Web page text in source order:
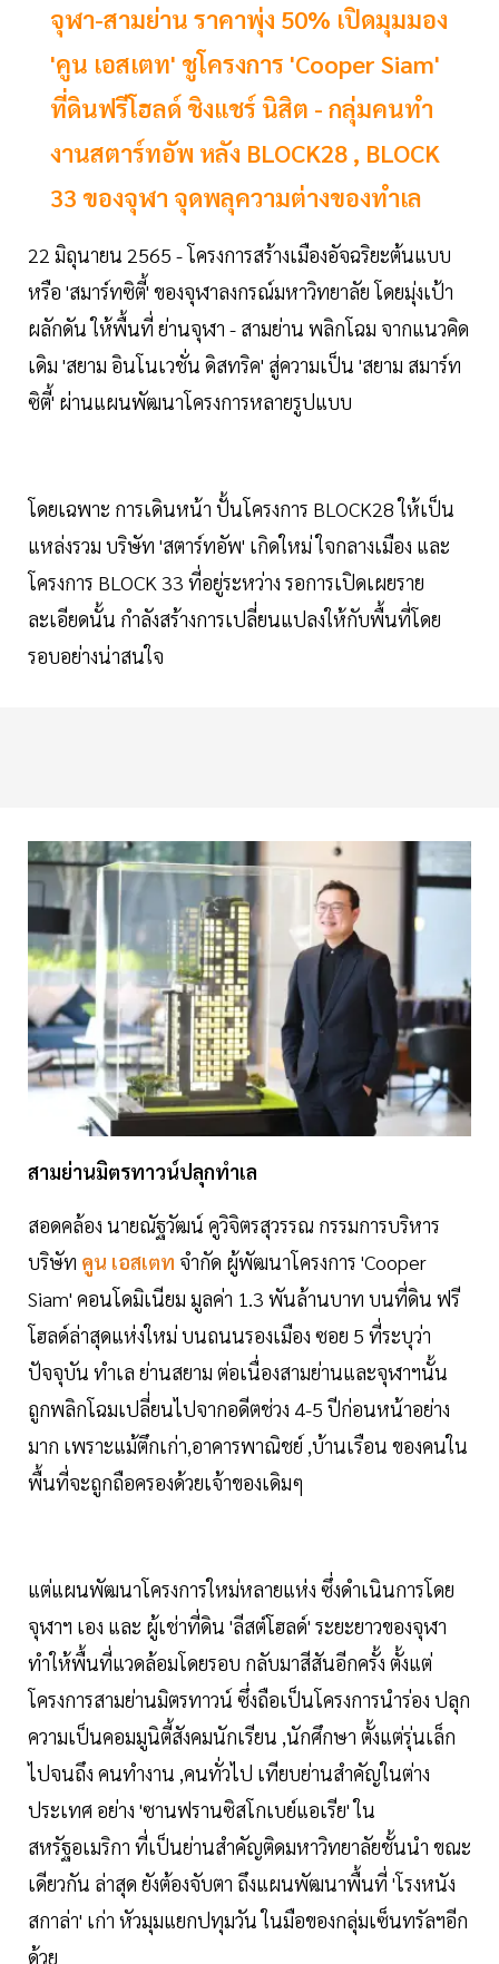
จุฬา-สามย่าน ราคาพุ่ง 50% เปิดมุมมอง
'คูน เอสเตท' ชูโครงการ 'Cooper Siam'
ที่ดินฟรีโฮลด์ ชิงแชร์ นิสิต - กลุ่มคนทำ
งานสตาร์ทอัพ หลัง BLOCK28 , BLOCK
33 ของจุฬา จุดพลุความต่างของทำเล
22 มิถุนายน 2565 - โครงการสร้างเมืองอัจฉริยะต้นแบบ
หรือ 'สมาร์ทซิตี้' ของจุฬาลงกรณ์มหาวิทยาลัย โดยมุ่งเป้า
ผลักดัน ให้พื้นที่ ย่านจุฬา - สามย่าน พลิกโฉม จากแนวคิด
เดิม 'สยาม อินโนเวชั่น ดิสทริค' สู่ความเป็น 'สยาม สมาร์ท
ซิตี้' ผ่านแผนพัฒนาโครงการหลายรูปแบบ
โดยเฉพาะ การเดินหน้า ปั้นโครงการ BLOCK28 ให้เป็น
แหล่งรวม บริษัท 'สตาร์ทอัพ' เกิดใหม่ ใจกลางเมือง และ
โครงการ BLOCK 33 ที่อยู่ระหว่าง รอการเปิดเผยราย
ละเอียดนั้น กำลังสร้างการเปลี่ยนแปลงให้กับพื้นที่โดย
รอบอย่างน่าสนใจ
สามย่านมิตรทาวน์ปลุกทำเล
สอดคล้อง นายณัฐวัฒน์ คูวิจิตรสุวรรณ กรรมการบริหาร
บริษัท คูน เอสเตท จำกัด ผู้พัฒนาโครงการ 'Cooper
Siam' คอนโดมิเนียม มูลค่า 1.3 พันล้านบาท บนที่ดิน ฟรี
โฮลด์ล่าสุดแห่งใหม่ บนถนนรองเมือง ซอย 5 ที่ระบุว่า
ปัจจุบัน ทำเล ย่านสยาม ต่อเนื่องสามย่านและจุฬาฯนั้น
ถูกพลิกโฉมเปลี่ยนไปจากอดีตช่วง 4-5 ปีก่อนหน้าอย่าง
มาก เพราะแม้ตึกเก่า,อาคารพาณิชย์ ,บ้านเรือน ของคนใน
พื้นที่จะถูกถือครองด้วยเจ้าของเดิมๆ
แต่แผนพัฒนาโครงการใหม่หลายแห่ง ซึ่งดำเนินการโดย
จุฬาฯ เอง และ ผู้เช่าที่ดิน 'ลีสต์โฮลด์' ระยะยาวของจุฬา
ทำให้พื้นที่แวดล้อมโดยรอบ กลับมาสีสันอีกครั้ง ตั้งแต่
โครงการสามย่านมิตรทาวน์ ซึ่งถือเป็นโครงการนำร่อง ปลุก
ความเป็นคอมมูนิตี้สังคมนักเรียน ,นักศึกษา ตั้งแต่รุ่นเล็ก
ไปจนถึง คนทำงาน ,คนทั่วไป เทียบย่านสำคัญในต่าง
ประเทศ อย่าง 'ซานฟรานซิสโกเบย์แอเรีย' ใน
สหรัฐอเมริกา ที่เป็นย่านสำคัญติดมหาวิทยาลัยชั้นนำ ขณะ
เดียวกัน ล่าสุด ยังต้องจับตา ถึงแผนพัฒนาพื้นที่ 'โรงหนัง
สกาล่า' เก่า หัวมุมแยกปทุมวัน ในมือของกลุ่มเซ็นทรัลฯอีก
ด้วย